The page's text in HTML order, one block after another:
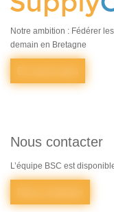
Notre ambition : Fédérer
demain en Bretagne
Nous contacter
L’équipe BSC est